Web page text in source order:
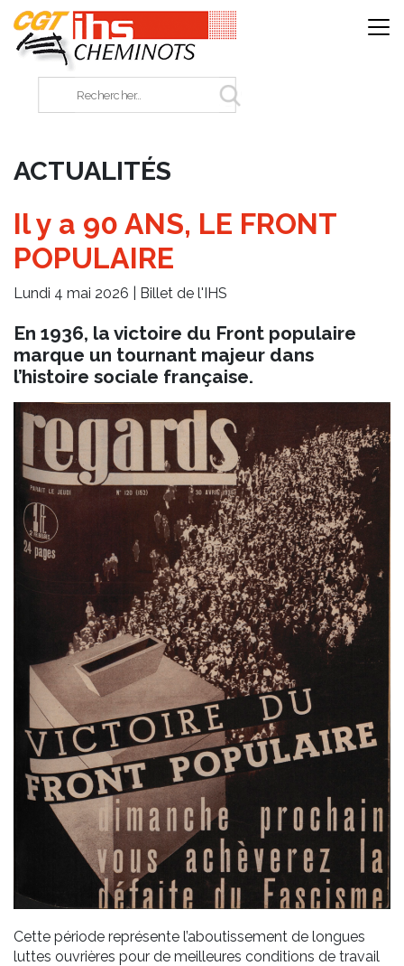
ACTUALITÉS
Il y a 90 ANS, LE FRONT
POPULAIRE
Lundi 4 mai 2026 | Billet de l'IHS
En 1936, la victoire du Front populaire
marque un tournant majeur dans
l’histoire sociale française.
Cette période représente l’aboutissement de longues
luttes ouvrières pour de meilleures conditions de travail
Panneau de gestion des cookies